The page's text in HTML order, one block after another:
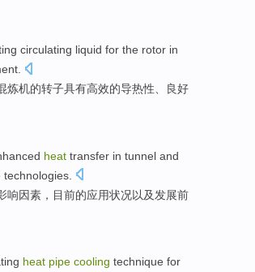
circulating liquid for the rotor in
炼机的转子具有高效的导热性、良好
heat transfer in tunnel and
响因素 ，目前的应用状况以及发展前
heat pipe cooling technique for